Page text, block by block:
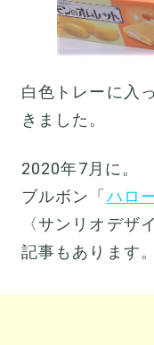
白色トレーに入
きました。
2020年7月に。
ブルボン「 ハロ
〈サンリオデザ
記事もあります。